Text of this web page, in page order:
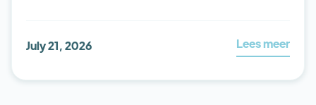
July 21, 2026 Lees meer